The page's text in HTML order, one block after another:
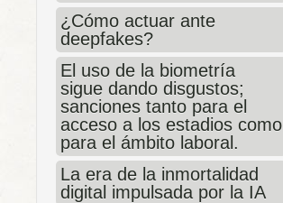
¿Cómo actuar ante
deepfakes?
El uso de la biometría
sigue dando disgustos;
sanciones tanto para el
acceso a los estadios como
para el ámbito laboral.
La era de la inmortalidad
digital impulsada por la IA